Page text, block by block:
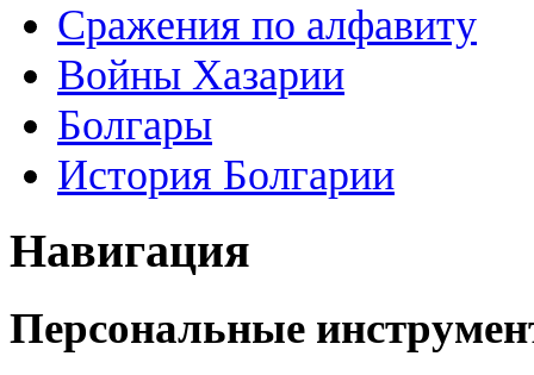
Сражения по алфавиту
Войны Хазарии
Болгары
История Болгарии
Навигация
Персональные